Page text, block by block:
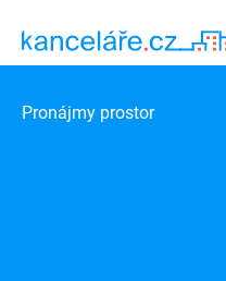
Pronájmy prostor